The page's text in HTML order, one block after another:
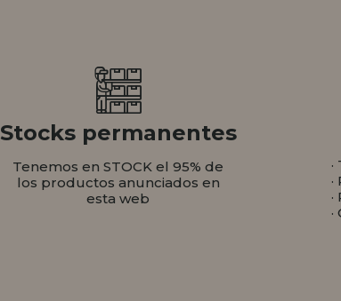
Stocks permanentes
Tenemos en STOCK el 95% de
los productos anunciados en
esta web